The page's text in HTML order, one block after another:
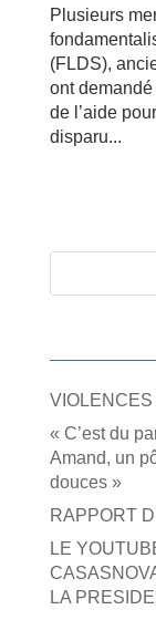
Plusieurs
(FLDS),
ont
de l’aide
disparu...
« C’est du
Amand, un
douces »
RAPPORT
LE
LA